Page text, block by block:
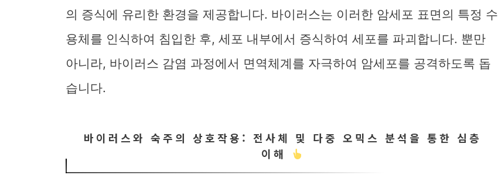
의 증식에 유리한 환경을 제공합니다. 바이러스는 이러한 암세포 표면의 특정 수
용체를 인식하여 침입한 후, 세포 내부에서 증식하여 세포를 파괴합니다. 뿐만
아니라, 바이러스 감염 과정에서 면역체계를 자극하여 암세포를 공격하도록 돕
습니다.
바이러스와 숙주의 상호작용: 전사체 및 다중 오믹스 분석을 통한 심층
이해